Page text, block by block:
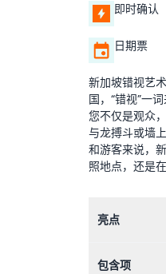
即时确认
日期票
新加坡错视艺
国，“错视”一
您不仅是观众
与龙搏斗或墙
和游客来说，
照地点，还是
亮点
包含项